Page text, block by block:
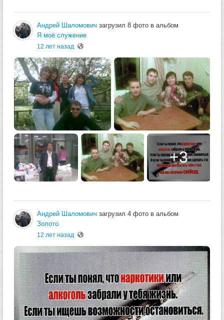
Андрей Шаломович загрузил 8 фото в альбом
Я моё служение
12 лет назад
+3
Андрей Шаломович загрузил 4 фото в альбом
Золото
12 лет назад